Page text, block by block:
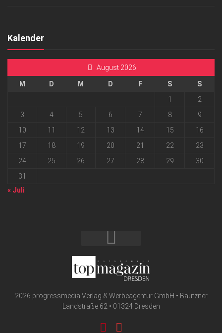
Kalender
August 2026
M D M D F S
S
1
2
3
4 5 6 7 8
9
10
11 12 13 14 15
16
17
18 19 20 21 22
23
24
25 26 27 28 29
30
31
« Juli
2026 progressmedia Verlag & Werbeagentur GmbH • Bautzner
Landstraße 62 • 01324 Dresden